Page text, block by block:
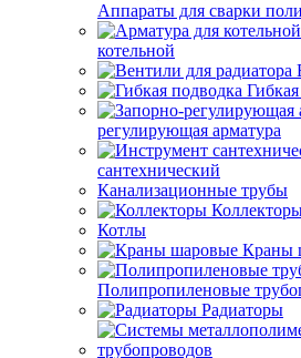
Аппараты для сварки
котельной
регулирующая арматура
сантехнический
Канализационные трубы
Котлы
Краны
Полипропиленовые
Радиаторы